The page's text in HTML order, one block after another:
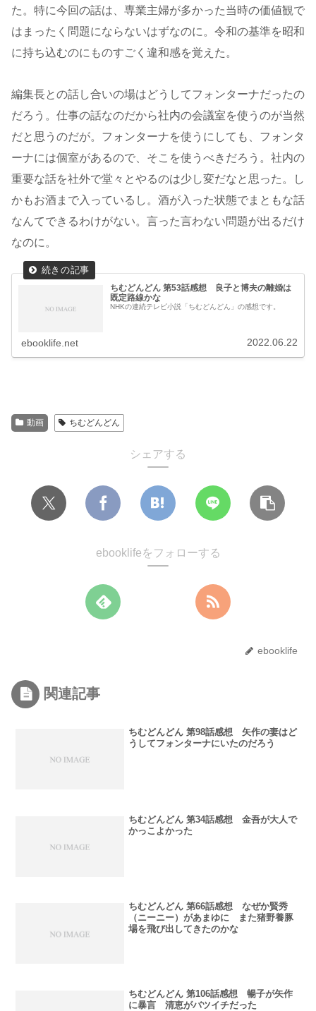
た。特に今回の話は、専業主婦が多かった当時の価値観で
はまったく問題にならないはずなのに。令和の基準を昭和
に持ち込むのにものすごく違和感を覚えた。
編集長との話し合いの場はどうしてフォンターナだったの
だろう。仕事の話なのだから社内の会議室を使うのが当然
だと思うのだが。フォンターナを使うにしても、フォンタ
ーナには個室があるので、そこを使うべきだろう。社内の
重要な話を社外で堂々とやるのは少し変だなと思った。し
かもお酒まで入っているし。酒が入った状態でまともな話
なんてできるわけがない。言った言わない問題が出るだけ
なのに。
ちむどんどん 第53話感想 良子と博夫の離婚は
既定路線かな
NHKの連続テレビ小説「ちむどんどん」の感想です。
ebooklife.net 2022.06.22
動画 ちむどんどん
シェアする
ebooklifeをフォローする
ebooklife
関連記事
ちむどんどん 第98話感想 矢作の妻はど
うしてフォンターナにいたのだろう
ちむどんどん 第34話感想 金吾が大人で
かっこよかった
ちむどんどん 第66話感想 なぜか賢秀
（ニーニー）があまゆに また猪野養豚
場を飛び出してきたのかな
ちむどんどん 第106話感想 暢子が矢作
に暴言 清恵がバツイチだった